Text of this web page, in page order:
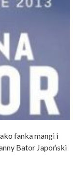
fanka mangi i
Bator Japoński